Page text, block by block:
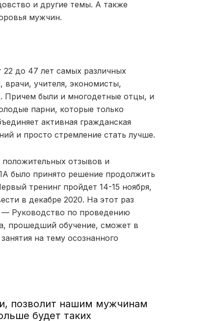
и другие темы. А также
мужчин.
до 47 лет самых различных
учителя, экономисты,
Причем были и многодетные отцы, и
парни, которые только
активная гражданская
и просто стремление стать лучше.
отзывов и
было принято решение продолжить
тренинг пройдет 14-15 ноября,
в декабре 2020. На этот раз
Руководство по проведению
прошедший обучение, сможет в
на тему осознанного
позволит нашим мужчинам
будет таких